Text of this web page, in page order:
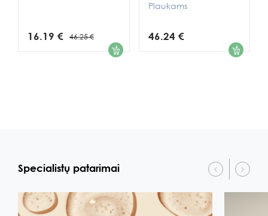
16.19 € 46.25 € 1
Plaukams
46.24 € 1
Specialistų patarimai